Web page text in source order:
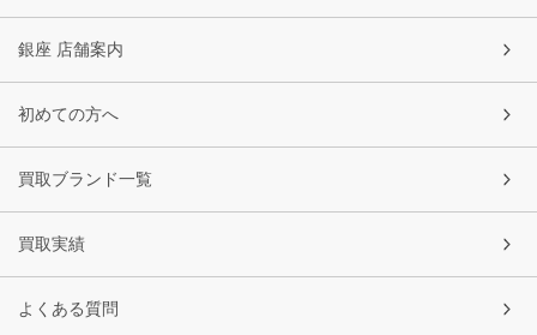
銀座 店舗案内
初めての方へ
買取ブランド一覧
買取実績
よくある質問